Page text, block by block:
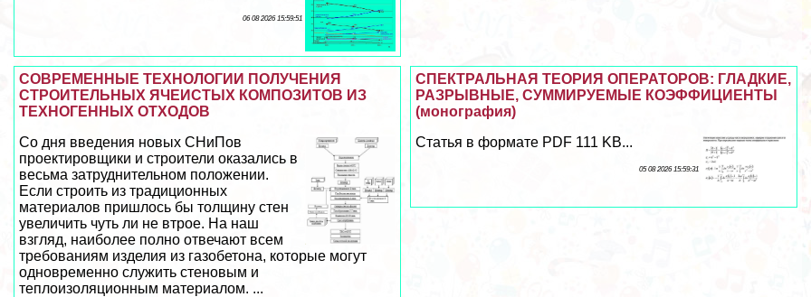
06 08 2026 15:59:51
СПЕКТРАЛЬНАЯ ТЕОРИЯ ОПЕРАТОРОВ: ГЛАДКИЕ,
РАЗРЫВНЫЕ, СУММИРУЕМЫЕ КОЭФФИЦИЕНТЫ
(монография)
Статья в формате PDF 111 KB...
05 08 2026 15:59:31
СОВРЕМЕННЫЕ ТЕХНОЛОГИИ ПОЛУЧЕНИЯ
СТРОИТЕЛЬНЫХ ЯЧЕИСТЫХ КОМПОЗИТОВ ИЗ
ТЕХНОГЕННЫХ ОТХОДОВ
Со дня введения новых СНиПов
проектировщики и строители оказались в
весьма затруднительном положении.
Если строить из традиционных
материалов пришлось бы толщину стен
увеличить чуть ли не втрое. На наш
взгляд, наиболее полно отвечают всем
требованиям изделия из газобетона, которые могут
одновременно служить стеновым и
теплоизоляционным материалом. ...